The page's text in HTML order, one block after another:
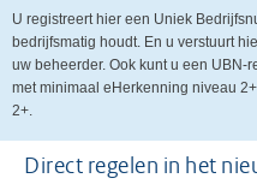
U registreert hier een Uniek
bedrijfsmatig houdt. En u verstuurt
uw beheerder. Ook kunt u een UBN-
met minimaal eHerkenning niveau
2+.
Direct regelen in het